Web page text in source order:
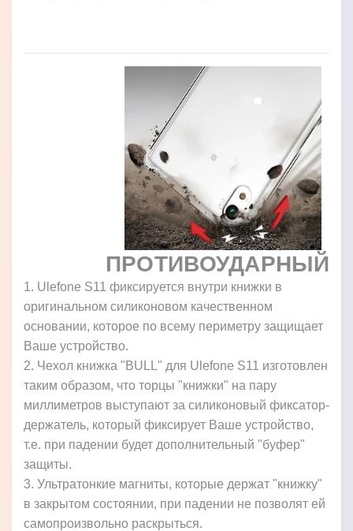
ПРОТИВОУДАРНЫЙ
1. Ulefone S11 фиксируется внутри книжки в
оригинальном силиконовом качественном
основании, которое по всему периметру защищает
Ваше устройство.
2. Чехол книжка "BULL" для Ulefone S11 изготовлен
таким образом, что торцы "книжки" на пару
миллиметров выступают за силиконовый фиксатор-
держатель, который фиксирует Ваше устройство,
т.е. при падении будет дополнительный "буфер"
защиты.
3. Ультратонкие магниты, которые держат "книжку"
в закрытом состоянии, при падении не позволят ей
самопроизвольно раскрыться.